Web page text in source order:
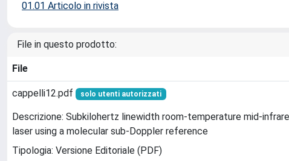
01.01 Articolo in rivista
File in questo prodotto:
File
cappelli12.pdf solo utenti autorizzati
Descrizione: Subkilohertz linewidth room-temperature mid-
laser using a molecular sub-Doppler reference
Tipologia: Versione Editoriale (PDF)